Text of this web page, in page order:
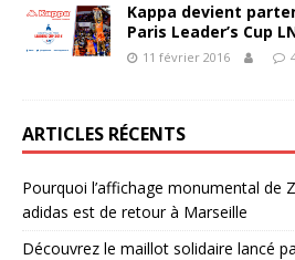
Kappa devient
Paris Leader’s Cup
11 février 2016
ARTICLES RÉCENTS
Pourquoi l’affichage monumental de
adidas est de retour à Marseille
Découvrez le maillot solidaire lancé